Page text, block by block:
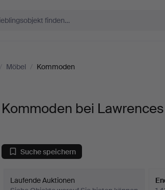
/ Möbel / Kommoden
Kommoden bei
Suche speichern
Laufende Auktionen